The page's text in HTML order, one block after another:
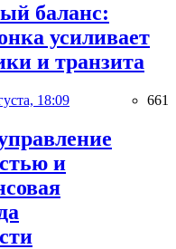
баланс:
усиливает
и транзита
18:09 661
и